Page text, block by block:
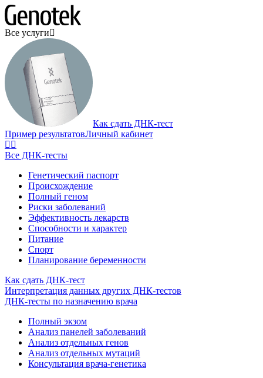
Все услуги
Как сдать ДНК-тест
Пример результатовЛичный кабинет
Все ДНК-тесты
Генетический паспорт
Происхождение
Полный геном
Риски заболеваний
Эффективность лекарств
Способности и характер
Питание
Спорт
Планирование беременности
Как сдать ДНК-тест
Интерпретация данных других ДНК-тестов
ДНК-тесты по назначению врача
Полный экзом
Анализ панелей заболеваний
Анализ отдельных генов
Анализ отдельных мутаций
Консультация врача-генетика